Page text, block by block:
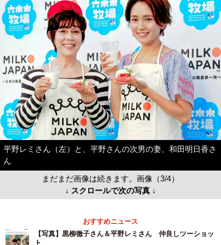
平野レミさん（左）と、平野さんの次男の妻、和田明日香さ
ん
まだまだ画像は続きます。画像（3/4）
↓ スクロールで次の写真 ↓
おすすめニュース
【写真】黒柳徹子さん＆平野レミさん 仲良しツーショッ
ト